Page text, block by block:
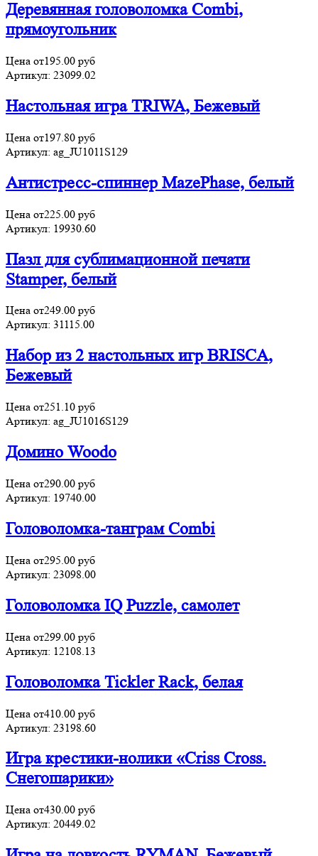
Деревянная головоломка Combi,
прямоугольник
Цена от195.00 руб
Артикул: 23099.02
Настольная игра TRIWA, Бежевый
Цена от197.80 руб
Артикул: ag_JU1011S129
Антистресс-спиннер MazePhase, белый
Цена от225.00 руб
Артикул: 19930.60
Пазл для сублимационной печати
Stamper, белый
Цена от249.00 руб
Артикул: 31115.00
Набор из 2 настольных игр BRISCA,
Бежевый
Цена от251.10 руб
Артикул: ag_JU1016S129
Домино Woodo
Цена от290.00 руб
Артикул: 19740.00
Головоломка-танграм Combi
Цена от295.00 руб
Артикул: 23098.00
Головоломка IQ Puzzle, самолет
Цена от299.00 руб
Артикул: 12108.13
Головоломка Tickler Rack, белая
Цена от410.00 руб
Артикул: 23198.60
Игра крестики-нолики «Criss Cross.
Снегошарики»
Цена от430.00 руб
Артикул: 20449.02